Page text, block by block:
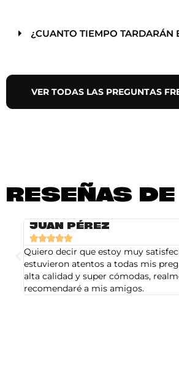
¿CUANTO TIEMPO TARDARÁN
VER TODAS LAS PREGUNTAS
RESEÑAS
JUAN PÉREZ

Quiero decir que estoy muy
estuvieron atentos a todas mis
alta calidad y super cómodas,
recomendaré a mis amigos.